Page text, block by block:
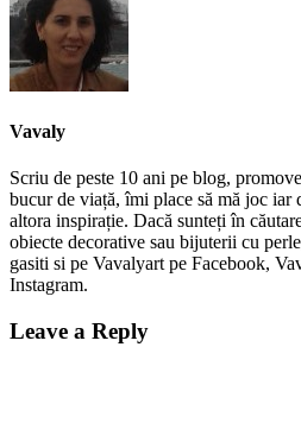
Vavaly
Scriu de peste 10 ani pe blog,
bucur de viață, îmi place să mă joc iar
altora inspirație. Dacă sunteți în
obiecte decorative sau bijuterii cu
gasiti si pe Vavalyart pe Facebook,
Instagram.
Leave a Reply